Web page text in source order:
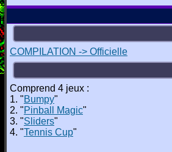
COMPILATION -> Officielle
Comprend 4 jeux :
1. "Bumpy"
2. "Pinball Magic"
3. "Sliders"
4. "Tennis Cup"